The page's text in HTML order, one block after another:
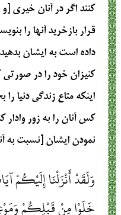
كنند اگر در آنان خيرى
قرار بازخريد آنها را
داده است به ايشان بدهيد
كنيزان خود را در صورتى
اينكه متاع زندگى دنيا را
كس آنان را به زور وادار
نمودن ايشان [نسبت به
وَلَقَدْ أَنْزَلْنَا إِلَيْكُمْ
خَلَوْا مِنْ قَبْلِكُمْ